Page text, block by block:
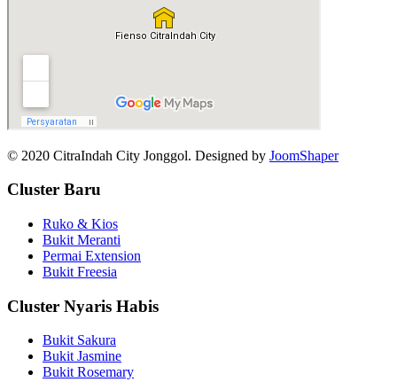
© 2020 CitraIndah City Jonggol. Designed by JoomShaper
Cluster Baru
Ruko & Kios
Bukit Meranti
Permai Extension
Bukit Freesia
Cluster Nyaris Habis
Bukit Sakura
Bukit Jasmine
Bukit Rosemary